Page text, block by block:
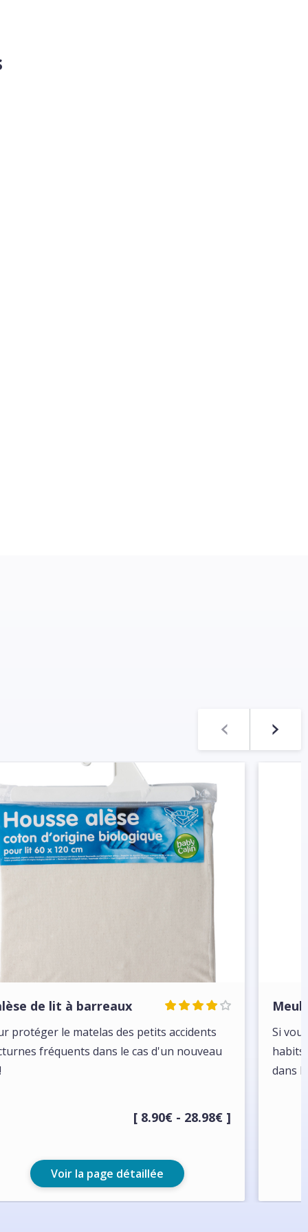
de lit à barreaux
protéger le matelas des petits accidents
fréquents dans le cas d'un nouveau
[ 8.90€ - 28.98€ ]
Voir la page détaillée
Si
habits
dans